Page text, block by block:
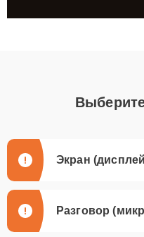
Экран
Разговор